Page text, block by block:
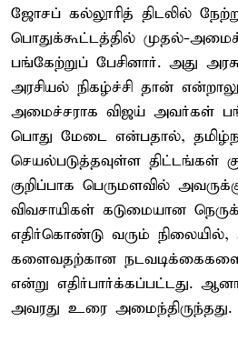
ஜோசப் கல்லூரித் திடலில்
பொதுக்கூட்டத்தில் முதல்-
பங்கேற்றுப் பேசினார். அது
அரசியல் நிகழ்ச்சி தான்
அமைச்சராக விஜய் அவர்கள்
பொது மேடை என்பதால்,
செயல்படுத்தவுள்ள திட்டங்கள்
குறிப்பாக பெருமளவில்
விவசாயிகள் கடுமையான
எதிர்கொண்டு வரும்
களைவதற்கான
என்று எதிர்பார்க்கப்பட்டது.
அவரது உரை அமைந்திருந்தது.